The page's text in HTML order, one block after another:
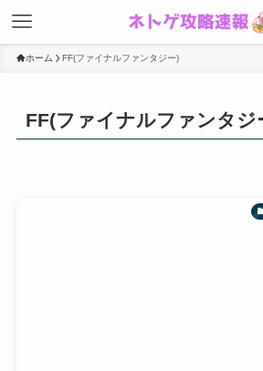
ホーム FF(ファイナルファンタジー)
FF(ファイナルファンタジ